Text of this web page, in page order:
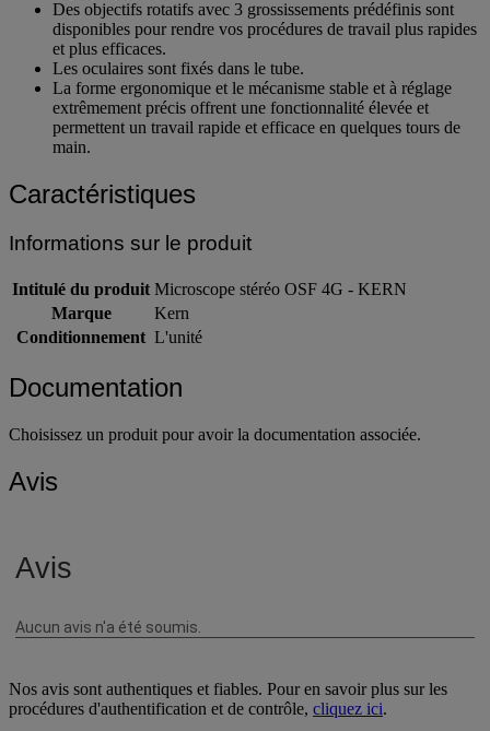
Des objectifs rotatifs avec 3 grossissements prédéfinis sont
disponibles pour rendre vos procédures de travail plus rapides
et plus efficaces.
Les oculaires sont fixés dans le tube.
La forme ergonomique et le mécanisme stable et à réglage
extrêmement précis offrent une fonctionnalité élevée et
permettent un travail rapide et efficace en quelques tours de
main.
Caractéristiques
Informations sur le produit
Intitulé du produit Microscope stéréo OSF 4G - KERN
Marque
Kern
Conditionnement L'unité
Documentation
Choisissez un produit pour avoir la documentation associée.
Avis
Nos avis sont authentiques et fiables. Pour en savoir plus sur les
procédures d'authentification et de contrôle, cliquez ici.